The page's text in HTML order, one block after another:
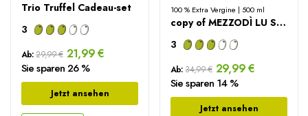
Trio Truffel Cadeau-set
3
Ab: 29,99 € 21,99 €
Sie sparen 26 %
Jetzt ansehen
100 % Extra Vergine | 500 ml
copy of MEZZODÌ LU SOLE – 100% Italiaanse Extra...
3
Ab: 34,99 € 29,99 €
Sie sparen 14 %
Jetzt ansehen